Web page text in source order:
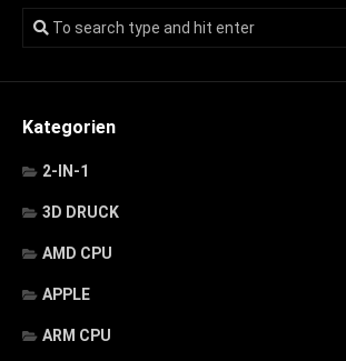
Kategorien
2-IN-1
3D DRUCK
AMD CPU
APPLE
ARM CPU